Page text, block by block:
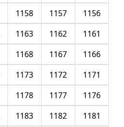
1156
1157
1158
1161
1162
1163
1166
1167
1168
1171
1172
1173
1176
1177
1178
1181
1182
1183